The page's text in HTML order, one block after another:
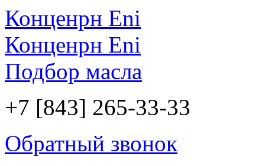
Конценрн Eni
Конценрн Eni
Подбор масла
+7 [843] 265-33-33
Обратный звонок